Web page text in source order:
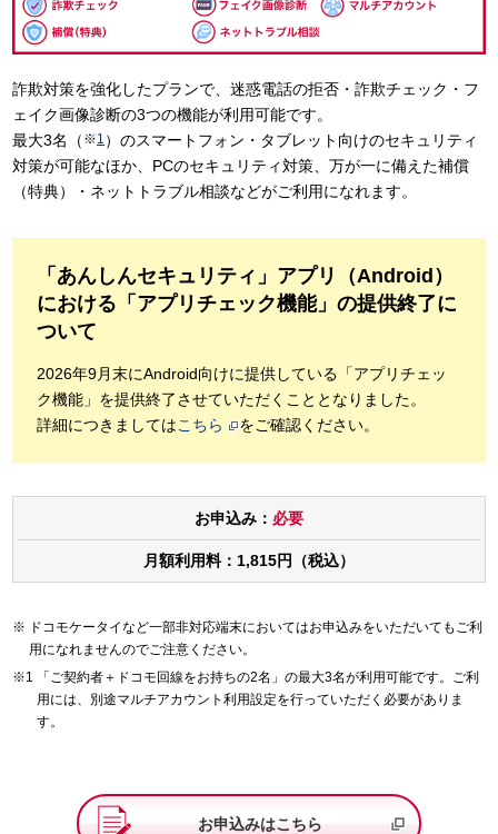
詐欺対策を強化したプランで、迷惑電話の拒否・詐欺チェック・フ
ェイク画像診断の3つの機能が利用可能です。
最大3名（ ※1 ）のスマートフォン・タブレット向けのセキュリティ
対策が可能なほか、PCのセキュリティ対策、万が一に備えた補償
（特典）・ネットトラブル相談などがご利用になれます。
「あんしんセキュリティ」アプリ（Android）
における「アプリチェック機能」の提供終了に
ついて
2026年9月末にAndroid向けに提供している「アプリチェッ
ク機能」を提供終了させていただくこととなりました。
詳細につきましてはこちら をご確認ください。
お申込み： 必要
月額利用料：1,815円（税込）
ドコモケータイなど一部非対応端末においてはお申込みをいただいてもご利
用になれませんのでご注意ください。
「ご契約者＋ドコモ回線をお持ちの2名」の最大3名が利用可能です。ご利
用には、別途マルチアカウント利用設定を行っていただく必要がありま
す。
お申込みはこちら